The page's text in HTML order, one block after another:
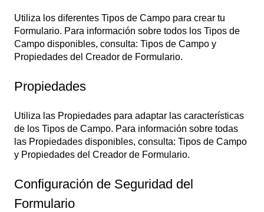
Utiliza los diferentes Tipos de Campo para crear tu
Formulario. Para información sobre todos los Tipos de
Campo disponibles, consulta: Tipos de Campo y
Propiedades del Creador de Formulario.
Propiedades
Utiliza las Propiedades para adaptar las características
de los Tipos de Campo. Para información sobre todas
las Propiedades disponibles, consulta: Tipos de Campo
y Propiedades del Creador de Formulario.
Configuración de Seguridad del
Formulario